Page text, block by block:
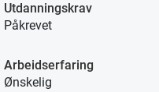
Utdanningskrav
Påkrevet
Arbeidserfaring
Ønskelig